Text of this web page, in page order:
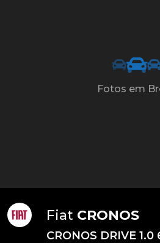
Fotos em
Fiat CRONOS
CRONOS DRIVE 1.0